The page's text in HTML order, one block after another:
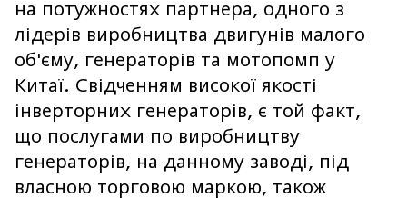
на потужностях партнера, одного з
лідерів виробництва двигунів малого
об'єму, генераторів та мотопомп у
Китаї. Свідченням високої якості
інверторних генераторів, є той факт,
що послугами по виробництву
генераторів, на данному заводі, під
власною торговою маркою, також